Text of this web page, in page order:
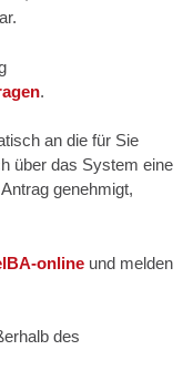
.
an die für Sie
über das System eine
genehmigt,
online und melden
des